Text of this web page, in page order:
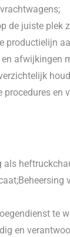
de juiste plek
productielijn
afwijkingen
procedures en
als
te
en